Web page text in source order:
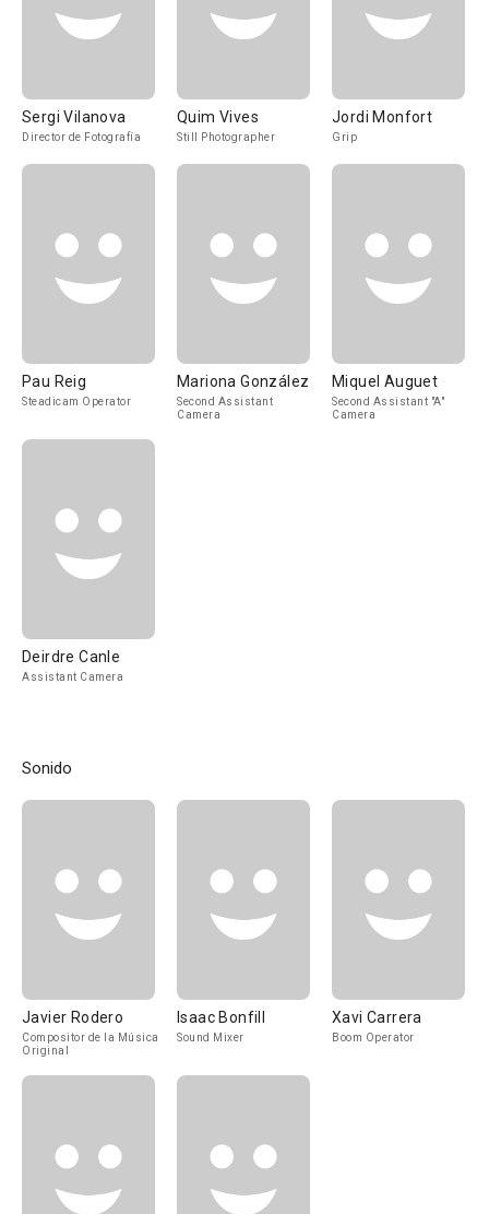
Sergi Vilanova
Director de Fotografía
Quim Vives
Still Photographer
Jordi Monfort
Grip
Pau Reig
Steadicam Operator
Mariona González
Second Assistant
Camera
Miquel Auguet
Second Assistant "A"
Camera
Deirdre Canle
Assistant Camera
Sonido
Javier Rodero
Compositor de la Música
Original
Isaac Bonfill
Sound Mixer
Xavi Carrera
Boom Operator